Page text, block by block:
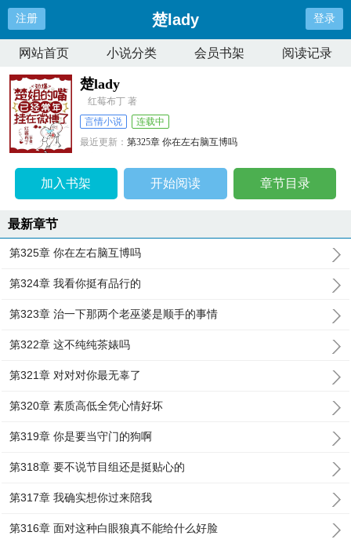
注册 楚lady 登录
网站首页 小说分类 会员书架 阅读记录
楚lady
红莓布丁 著
言情小说
连载中
最近更新：第325章 你在左右脑互博吗
加入书架 开始阅读 章节目录
最新章节
第325章 你在左右脑互博吗
第324章 我看你挺有品行的
第323章 治一下那两个老巫婆是顺手的事情
第322章 这不纯纯茶婊吗
第321章 对对对你最无辜了
第320章 素质高低全凭心情好坏
第319章 你是要当守门的狗啊
第318章 要不说节目组还是挺贴心的
第317章 我确实想你过来陪我
第316章 面对这种白眼狼真不能给什么好脸